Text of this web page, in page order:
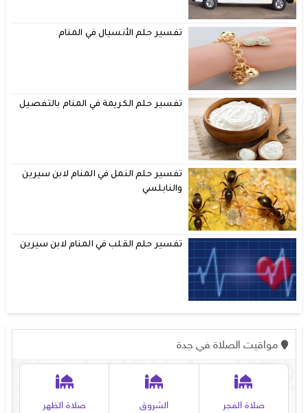
تفسير حلم الأنسيال في المنام
تفسير حلم الكريمة في المنام بالتفصيل
تفسير حلم النمل في المنام لابن سيرين
والنابلسي
تفسير حلم القلب في المنام لابن سيرين